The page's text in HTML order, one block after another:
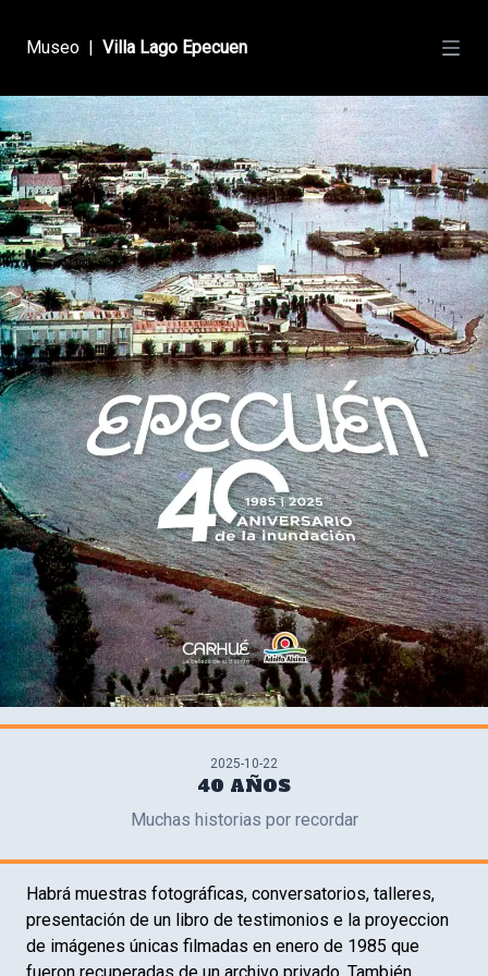
Museo | Villa Lago Epecuen
2025-10-22
40 AÑOS
Muchas historias por recordar
Habrá muestras fotográficas, conversatorios, talleres,
presentación de un libro de testimonios e la proyeccion
de imágenes únicas filmadas en enero de 1985 que
fueron recuperadas de un archivo privado. También